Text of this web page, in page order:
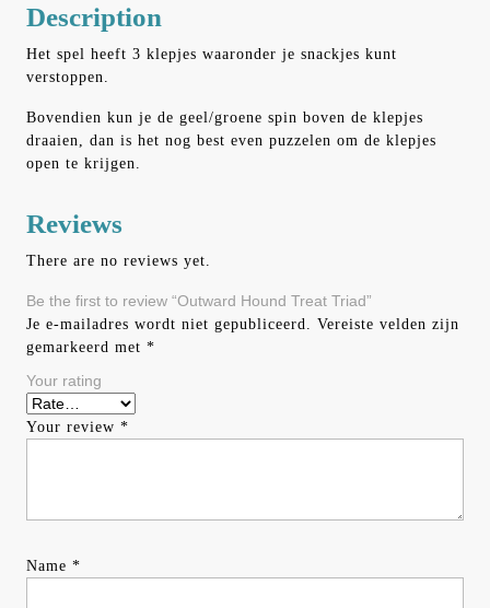
Description
Het spel heeft 3 klepjes waaronder je snackjes kunt
verstoppen.
Bovendien kun je de geel/groene spin boven de klepjes
draaien, dan is het nog best even puzzelen om de klepjes
open te krijgen.
Reviews
There are no reviews yet.
Be the first to review “Outward Hound Treat Triad”
Je e-mailadres wordt niet gepubliceerd.
Vereiste velden zijn
gemarkeerd met *
Your rating
Your review *
Name *